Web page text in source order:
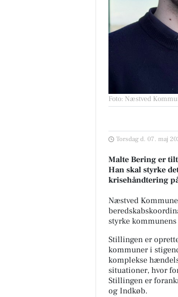
Foto: Næstved
Torsdag d. 07. maj
Malte Bering er
Han skal styrke
krisehåndtering
Næstved
styrke
Stillingen er
kommuner i
komplekse
situationer, hvor
Stillingen er
og Indkøb.